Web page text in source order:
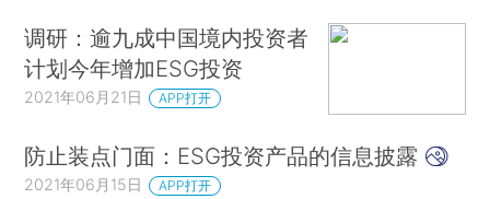
调研：逾九成中国境内投资者
计划今年增加ESG投资
2021年06月21日 APP打开
防止装点门面：ESG投资产品的信息披露
2021年06月15日 APP打开